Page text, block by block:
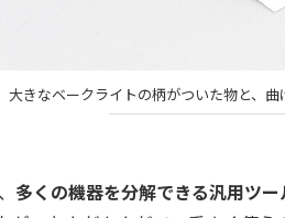
大きなベークライトの柄がついた物と、
多くの機器を分解できる汎用ツー